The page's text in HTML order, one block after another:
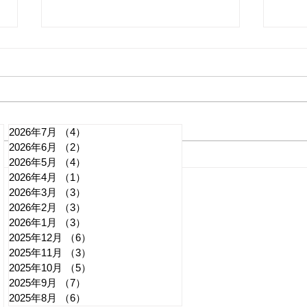
ハングル校歌巡り 京都国際
学園・監督への説明矛盾か
2026年7月 （4）
2026年6月
（2）
2026年5月
（4）
2026年4月
（1）
2026年3月
（3）
2026年2月
（3）
2026年1月
（3）
2025年12月
（6）
2025年11月
（3）
2025年10月
（5）
2025年9月
（7）
2025年8月
（6）